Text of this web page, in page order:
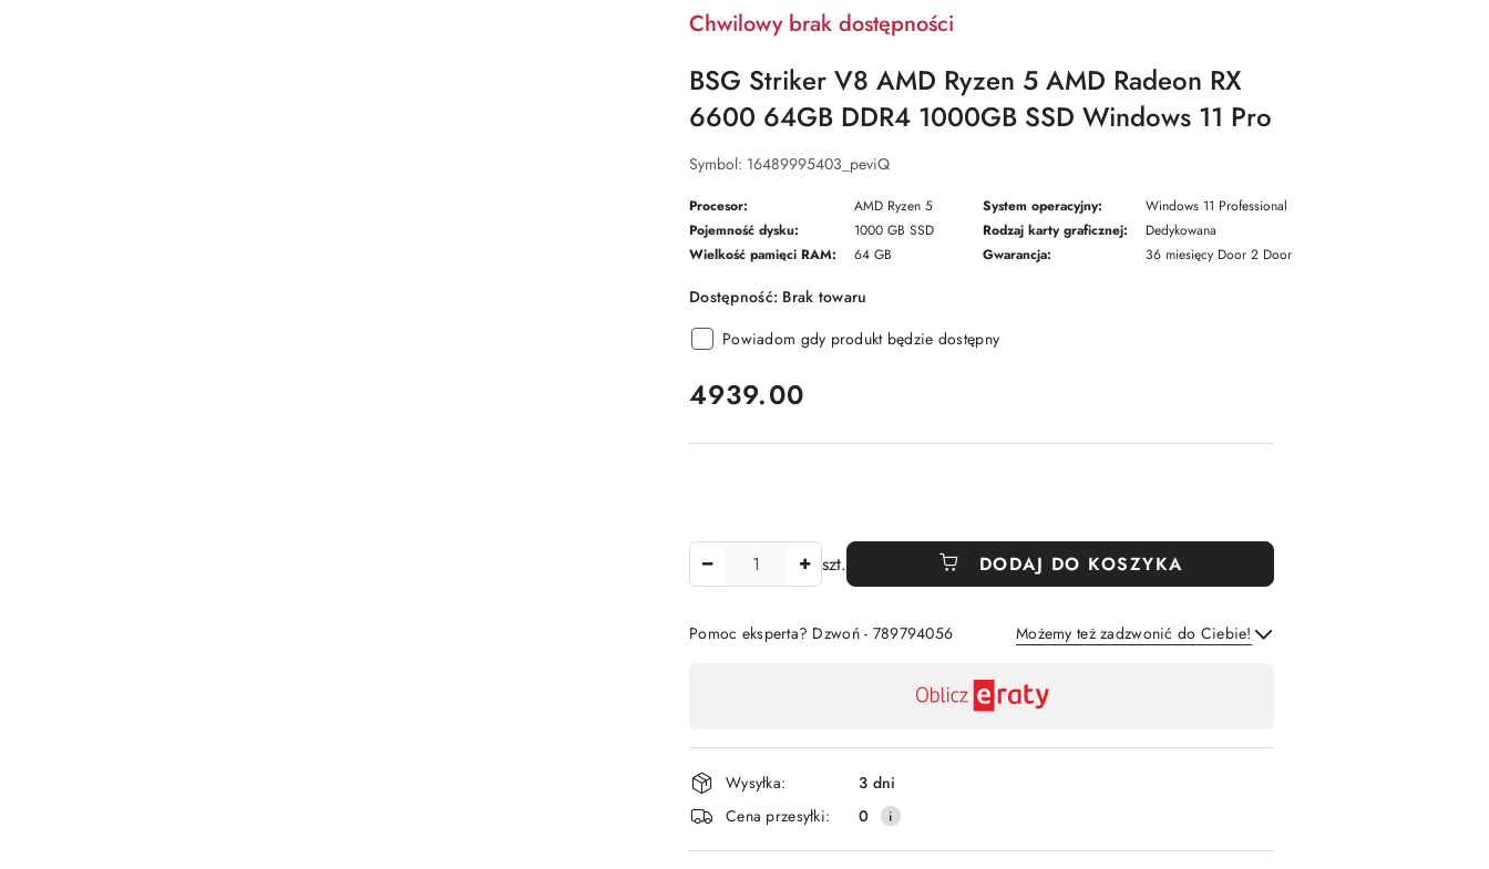
Chwilowy brak dostępności
BSG Striker V8 AMD Ryzen 5 AMD Radeon RX
6600 64GB DDR4 1000GB SSD Windows 11 Pro
Symbol: 16489995403_peviQ
Procesor: AMD Ryzen 5 System operacyjny:
Windows 11 Professional
Pojemność dysku:
1000 GB SSD Rodzaj karty graficznej:
Dedykowana
Wielkość pamięci RAM:
64 GB Gwarancja: 36 miesięcy Door 2 Door
Dostępność: Brak towaru
Powiadom gdy produkt będzie dostępny
cena:
4939.00
szt. DODAJ DO KOSZYKA
Pomoc eksperta? Dzwoń - 789794056 Możemy też zadzwonić do Ciebie!
płatność
i
dostawa
Wysyłka:
3 dni
Cena przesyłki:
0